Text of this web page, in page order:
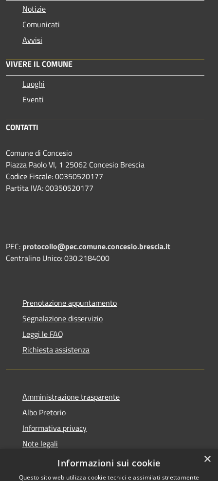
Notizie
Comunicati
Avvisi
VIVERE IL COMUNE
Luoghi
Eventi
CONTATTI
Comune di Concesio
Piazza Paolo VI, 1 25062 Concesio Brescia
Codice Fiscale: 00350520177
Partita IVA: 00350520177
PEC: protocollo@pec.comune.concesio.brescia.it
Centralino Unico: 030.2184000
Prenotazione appuntamento
Segnalazione disservizio
Leggi le FAQ
Richiesta assistenza
Amministrazione trasparente
Albo Pretorio
Informativa privacy
Note legali
Dichiarazione di accessibilità
×
Informazioni sui cookie
Questo sito web utilizza cookie tecnici e assimilati strettamente